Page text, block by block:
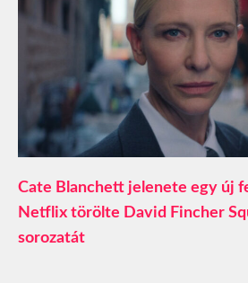
Cate Blanchett jelenete egy új
Netflix törölte David Fincher
sorozatát